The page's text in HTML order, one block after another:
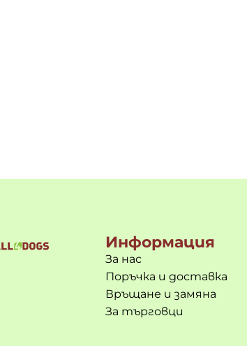
Информация
За нас
Поръчка и доставка
Връщане и замяна
За търговци